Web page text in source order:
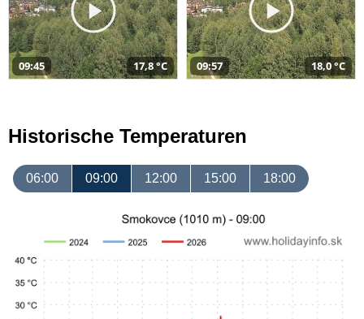
09:45 17,8 °C 09:57 18,0 °C
Historische Temperaturen
06:00 09:00 12:00 15:00 18:00